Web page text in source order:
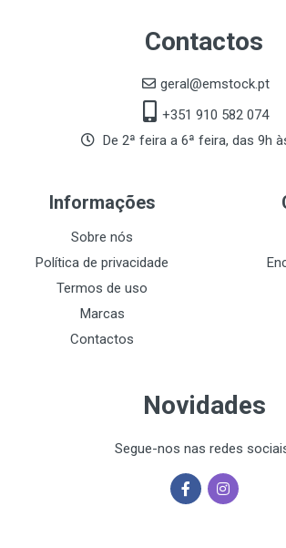
Contactos
geral@emstock.pt
+351 910 582 074
De 2ª feira a 6ª feira, das 9h
Informações
Sobre nós
Política de privacidade
Termos de uso
Marcas
Contactos
Novidades
Segue-nos nas redes